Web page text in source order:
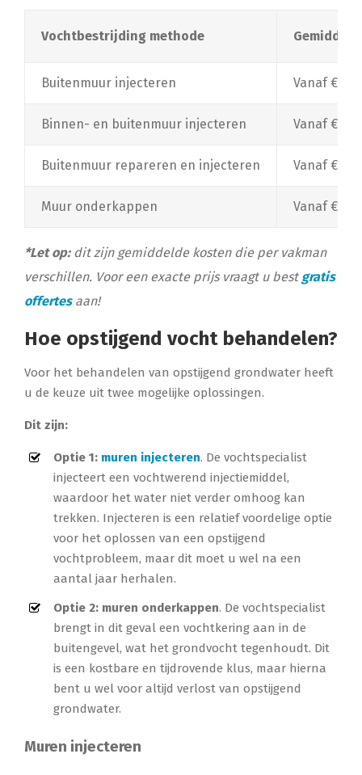
Vochtbestrijding methode
Buitenmuur injecteren Vanaf
Binnen- en buitenmuur injecteren Vanaf
Buitenmuur repareren en injecteren Vanaf
Muur onderkappen Vanaf
*Let op:dit zijn gemiddelde kosten die per vakman
verschillen. Voor een exacte prijs vraagt u best gratis
offertesaan!
Hoe opstijgend vocht behandelen?
Voor het behandelen van opstijgend grondwater heeft
u de keuze uit twee mogelijke oplossingen.
Dit zijn:
Optie 1: muren injecteren. De vochtspecialist
injecteert een vochtwerend injectiemiddel,
waardoor het water niet verder omhoog kan
trekken. Injecteren is een relatief voordelige optie
voor het oplossen van een opstijgend
vochtprobleem, maar dit moet u wel na een
aantal jaar herhalen.
Optie 2: muren onderkappen. De vochtspecialist
brengt in dit geval een vochtkering aan in de
buitengevel, wat het grondvocht tegenhoudt. Dit
is een kostbare en tijdrovende klus, maar hierna
bent u wel voor altijd verlost van opstijgend
grondwater.
Muren injecteren